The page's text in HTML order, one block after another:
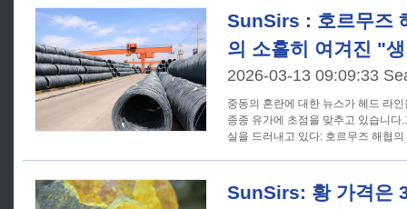
SunSirs : 호르무즈
의 소홀히 여겨진 "
2026-03-13 09:09:33
중동의 혼란에 대한 뉴스가 헤드 라
종종 유가에 초점을 맞추고 있습니
실을 드러내고 있다: 호르무즈 해협의
SunSirs: 황 가격은